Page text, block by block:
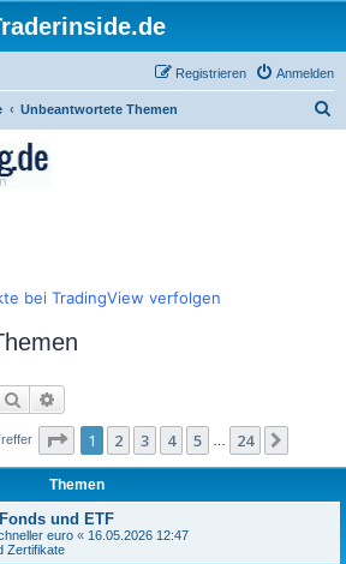
Anmelden
Registrieren
Unbeantwortete Themen
bei TradingView verfolgen
Suche
Seite 1von 24
1 2 3 4 5 24
Themen
und ETF
euro « 16.05.2026 12:47
Zertifikate